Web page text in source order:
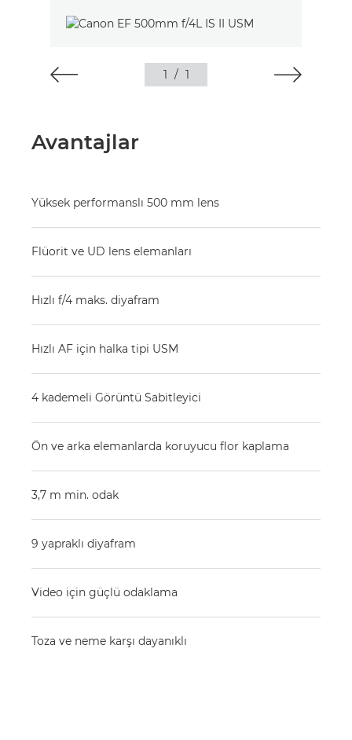
1 / 1
Avantajlar
Yüksek performanslı 500 mm lens
Flüorit ve UD lens elemanları
Hızlı f/4 maks. diyafram
Hızlı AF için halka tipi USM
4 kademeli Görüntü Sabitleyici
Ön ve arka elemanlarda koruyucu flor kaplama
3,7 m min. odak
9 yapraklı diyafram
Video için güçlü odaklama
Toza ve neme karşı dayanıklı